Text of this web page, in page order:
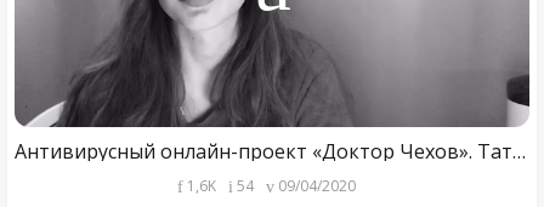
Антивирусный онлайн-проект «Доктор Чехов». Татьяна Лялина «Загадочная натура»
1,6K 54 09/04/2020